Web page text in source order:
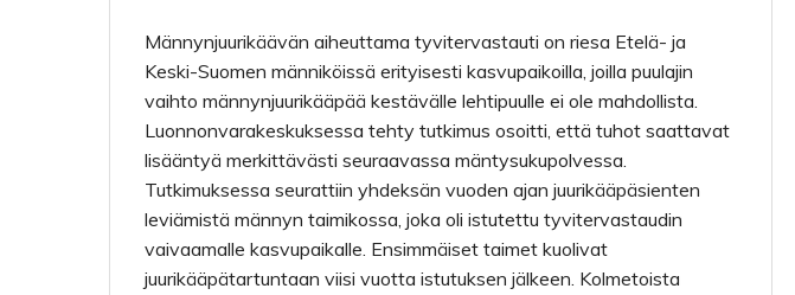
Männynjuurikäävän aiheuttama tyvitervastauti on riesa Etelä- ja
Keski-Suomen männiköissä erityisesti kasvupaikoilla, joilla puulajin
vaihto männynjuurikääpää kestävälle lehtipuulle ei ole mahdollista.
Luonnonvarakeskuksessa tehty tutkimus osoitti, että tuhot saattavat
lisääntyä merkittävästi seuraavassa mäntysukupolvessa.
Tutkimuksessa seurattiin yhdeksän vuoden ajan juurikääpäsienten
leviämistä männyn taimikossa, joka oli istutettu tyvitervastaudin
vaivaamalle kasvupaikalle. Ensimmäiset taimet kuolivat
juurikääpätartuntaan viisi vuotta istutuksen jälkeen. Kolmetoista